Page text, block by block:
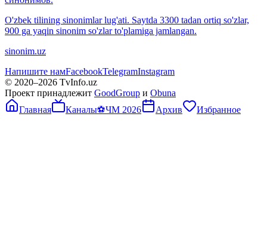
O'zbek tilining sinonimlar lug'ati. Saytda 3300 tadan ortiq so'zlar,
900 ga yaqin sinonim so'zlar to'plamiga jamlangan.
sinonim.uz
Напишите намFacebookTelegramInstagram
© 2020–2026 TvInfo.uz
Проект принадлежит GoodGroup и Obuna
Главная
Каналы⚽ЧМ 2026 Архив Избранное